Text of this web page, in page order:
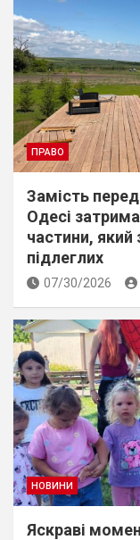
ПРАВО
Замість
Одесі
частини,
підлеглих
07/30/2026
НОВИНИ
Яскраві